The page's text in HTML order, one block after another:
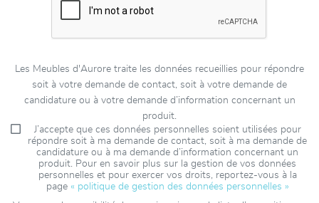
Les Meubles d'Aurore traite les données recueillies pour répondre
soit à votre demande de contact, soit à votre demande de
candidature ou à votre demande d’information concernant un
produit.
J’accepte que ces données personnelles soient utilisées pour
répondre soit à ma demande de contact, soit à ma demande de
candidature ou à ma demande d’information concernant un
produit. Pour en savoir plus sur la gestion de vos données
personnelles et pour exercer vos droits, reportez-vous à la
page « politique de gestion des données personnelles »